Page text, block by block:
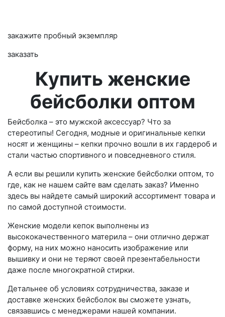
закажите пробный экземпляр
заказать
Купить женские
бейсболки оптом
Бейсболка – это мужской аксессуар? Что за
стереотипы! Сегодня, модные и оригинальные кепки
носят и женщины – кепки прочно вошли в их гардероб и
стали частью спортивного и повседневного стиля.
А если вы решили купить женские бейсболки оптом, то
где, как не нашем сайте вам сделать заказ? Именно
здесь вы найдете самый широкий ассортимент товара и
по самой доступной стоимости.
Женские модели кепок выполнены из
высококачественного материла – они отлично держат
форму, на них можно наносить изображение или
вышивку и они не теряют своей презентабельности
даже после многократной стирки.
Детальнее об условиях сотрудничества, заказе и
доставке женских бейсболок вы сможете узнать,
связавшись с менеджерами нашей компании.